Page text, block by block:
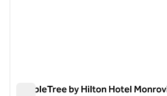
DoubleTree by Hilton Hotel